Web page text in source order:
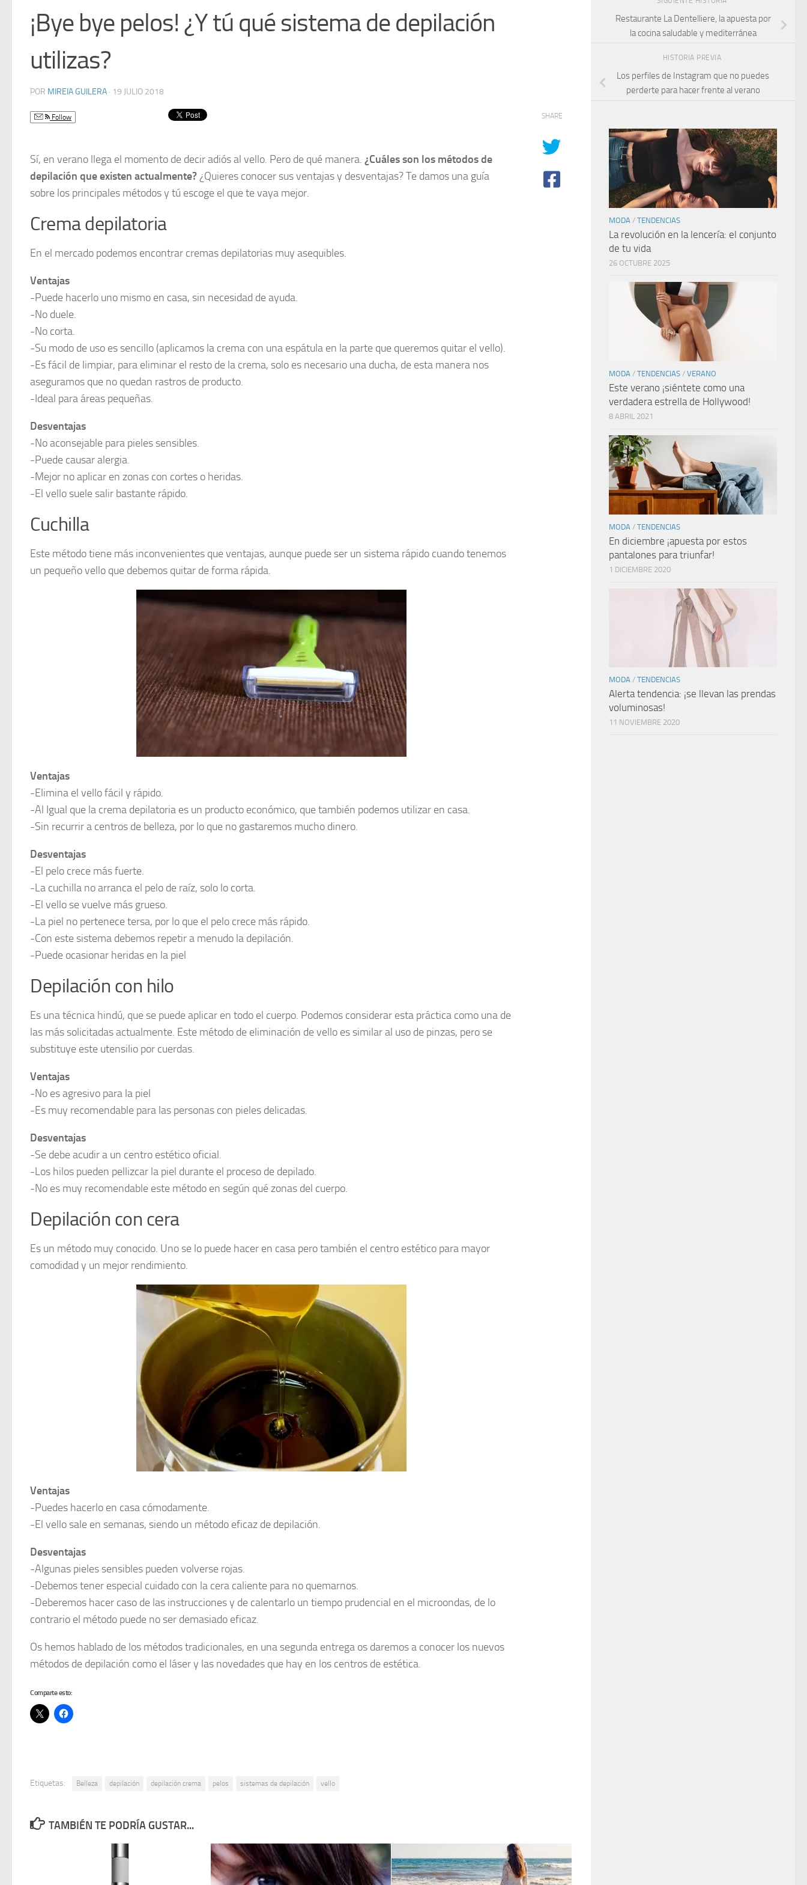
¡Bye bye pelos! ¿Y tú qué sistema de depilación
utilizas?
POR MIREIA GUILERA · 19 JULIO 2018
Follow
Sí, en verano llega el momento de decir adiós al vello. Pero de qué manera. ¿Cuáles son los métodos de
depilación que existen actualmente? ¿Quieres conocer sus ventajas y desventajas? Te damos una guía
sobre los principales métodos y tú escoge el que te vaya mejor.
Crema depilatoria
En el mercado podemos encontrar cremas depilatorias muy asequibles.
Ventajas
-Puede hacerlo uno mismo en casa, sin necesidad de ayuda.
-No duele.
-No corta.
-Su modo de uso es sencillo (aplicamos la crema con una espátula en la parte que queremos quitar el vello).
-Es fácil de limpiar, para eliminar el resto de la crema, solo es necesario una ducha, de esta manera nos
aseguramos que no quedan rastros de producto.
-Ideal para áreas pequeñas.
Desventajas
-No aconsejable para pieles sensibles.
-Puede causar alergia.
-Mejor no aplicar en zonas con cortes o heridas.
-El vello suele salir bastante rápido.
Cuchilla
Este método tiene más inconvenientes que ventajas, aunque puede ser un sistema rápido cuando tenemos
un pequeño vello que debemos quitar de forma rápida.
Ventajas
-Elimina el vello fácil y rápido.
-Al Igual que la crema depilatoria es un producto económico, que también podemos utilizar en casa.
-Sin recurrir a centros de belleza, por lo que no gastaremos mucho dinero.
Desventajas
-El pelo crece más fuerte.
-La cuchilla no arranca el pelo de raíz, solo lo corta.
-El vello se vuelve más grueso.
-La piel no pertenece tersa, por lo que el pelo crece más rápido.
-Con este sistema debemos repetir a menudo la depilación.
-Puede ocasionar heridas en la piel
Depilación con hilo
Es una técnica hindú, que se puede aplicar en todo el cuerpo. Podemos considerar esta práctica como una de
las más solicitadas actualmente. Este método de eliminación de vello es similar al uso de pinzas, pero se
substituye este utensilio por cuerdas.
Ventajas
-No es agresivo para la piel
-Es muy recomendable para las personas con pieles delicadas.
Desventajas
-Se debe acudir a un centro estético oficial.
-Los hilos pueden pellizcar la piel durante el proceso de depilado.
-No es muy recomendable este método en según qué zonas del cuerpo.
Depilación con cera
Es un método muy conocido. Uno se lo puede hacer en casa pero también el centro estético para mayor
comodidad y un mejor rendimiento.
Ventajas
-Puedes hacerlo en casa cómodamente.
-El vello sale en semanas, siendo un método eficaz de depilación.
Desventajas
-Algunas pieles sensibles pueden volverse rojas.
-Debemos tener especial cuidado con la cera caliente para no quemarnos.
-Deberemos hacer caso de las instrucciones y de calentarlo un tiempo prudencial en el microondas, de lo
contrario el método puede no ser demasiado eficaz.
Os hemos hablado de los métodos tradicionales, en una segunda entrega os daremos a conocer los nuevos
métodos de depilación como el láser y las novedades que hay en los centros de estética.
Comparte esto:
SHARE
Etiquetas: Belleza depilación depilación crema pelos sistemas de depilación vello
TAMBIÉN TE PODRÍA GUSTAR...
Restaurante La Dentelliere, la apuesta por
la cocina saludable y mediterránea
HISTORIA PREVIA
Los perfiles de Instagram que no puedes
perderte para hacer frente al verano
MODA / TENDENCIAS
La revolución en la lencería: el conjunto
de tu vida
26 OCTUBRE 2025
MODA / TENDENCIAS / VERANO
Este verano ¡siéntete como una
verdadera estrella de Hollywood!
8 ABRIL 2021
MODA / TENDENCIAS
En diciembre ¡apuesta por estos
pantalones para triunfar!
1 DICIEMBRE 2020
MODA / TENDENCIAS
Alerta tendencia: ¡se llevan las prendas
voluminosas!
11 NOVIEMBRE 2020